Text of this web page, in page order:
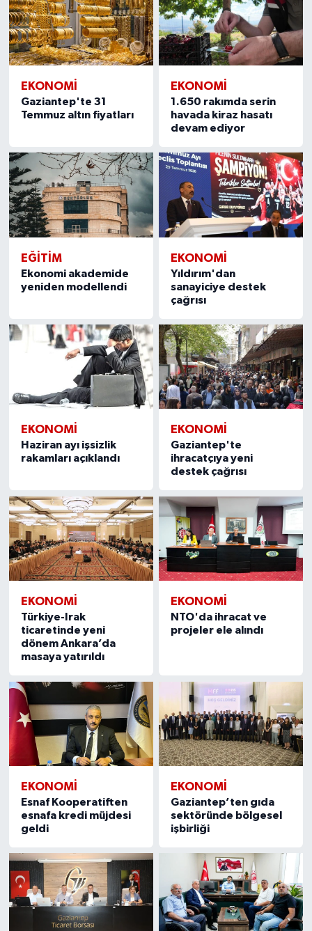
EKONOMI
Gaziantep'te 31
Temmuz altın fiyatları
EKONOMI
1.650 rakımda serin
havada kiraz hasatı
devam ediyor
EĞITIM
Ekonomi akademide
yeniden modellendi
EKONOMI
Yıldırım'dan
sanayiciye destek
çağrısı
EKONOMI
Haziran ayı işsizlik
rakamları açıklandı
EKONOMI
Gaziantep'te
ihracatçıya yeni
destek çağrısı
EKONOMI
Türkiye-Irak
ticaretinde yeni
dönem Ankara’da
masaya yatırıldı
EKONOMI
NTO'da ihracat ve
projeler ele alındı
EKONOMI
Esnaf Kooperatiften
esnafa kredi müjdesi
geldi
EKONOMI
Gaziantep’ten gıda
sektöründe bölgesel
işbirliği